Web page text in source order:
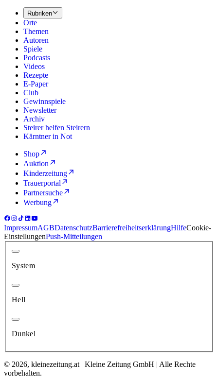
Rubriken
Orte
Themen
Autoren
Spiele
Podcasts
Videos
Rezepte
E-Paper
Club
Gewinnspiele
Newsletter
Archiv
Steirer helfen Steirern
Kärntner in Not
Shop
Auktion
Kinderzeitung
Trauerportal
Partnersuche
Werbung
ImpressumAGBDatenschutzBarrierefreiheitserklärungHilfeCookie-
EinstellungenPush-Mitteilungen
System
Hell
Dunkel
© 2026, kleinezeitung.at | Kleine Zeitung GmbH | Alle Rechte
vorbehalten.